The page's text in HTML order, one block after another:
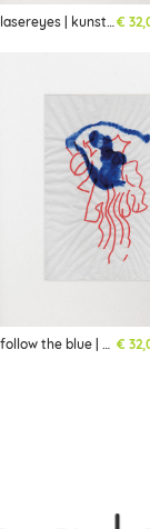
lasereyes | kunstdruck€
follow the blue | kunstdruck €